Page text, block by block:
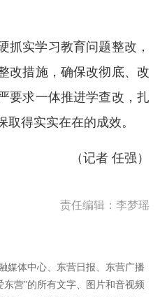
抓实学习教育问题整改，
改措施，确保改彻底、改
要求一体推进学查改，扎
得实实在在的成效。
（记者 任强）
责任编辑：李梦瑶
媒体中心、东营日报、东营广播
营”的所有文字、图片和音视频